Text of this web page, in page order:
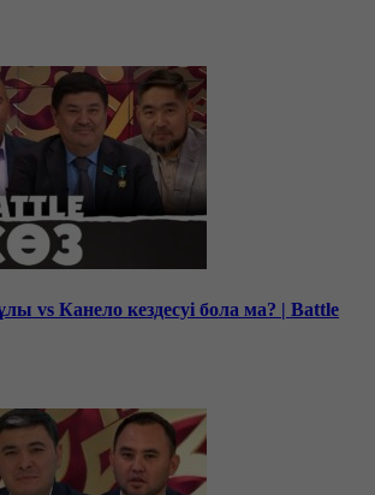
vs Канело кездесуі бола ма? | Battle